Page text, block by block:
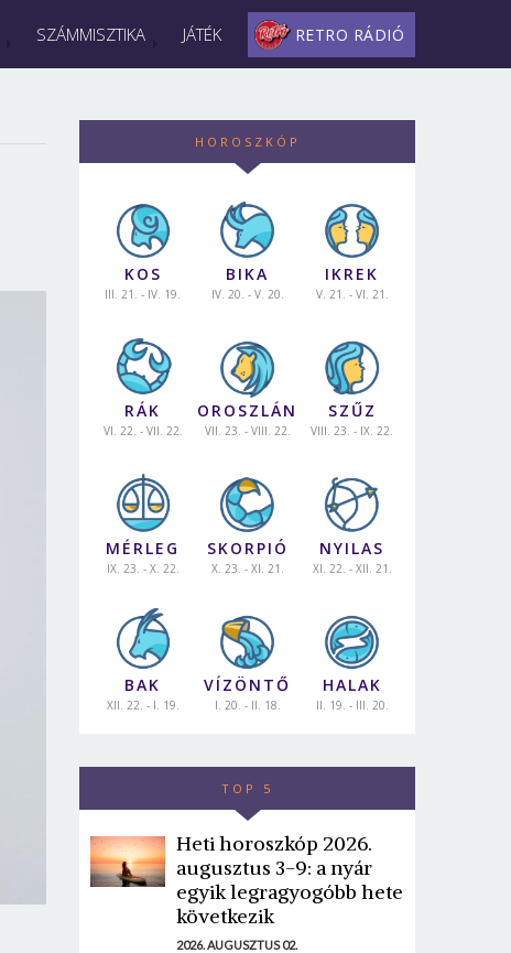
SZÁMMISZTIKA JÁTÉK RETRO RÁDIÓ
HOROSZKÓP
KOS
III. 21. - IV. 19.
BIKA
IV. 20. - V. 20.
IKREK
V. 21. - VI. 21.
RÁK
VI. 22. - VII. 22.
OROSZLÁN
VII. 23. - VIII. 22.
SZŰZ
VIII. 23. - IX. 22.
MÉRLEG
IX. 23. - X. 22.
SKORPIÓ
X. 23. - XI. 21.
NYILAS
XI. 22. - XII. 21.
BAK
XII. 22. - I. 19.
VÍZÖNTŐ
I. 20. - II. 18.
HALAK
II. 19. - III. 20.
TOP 5
Heti horoszkóp 2026.
augusztus 3-9: a nyár
egyik legragyogóbb hete
következik
2026. AUGUSZTUS 02.